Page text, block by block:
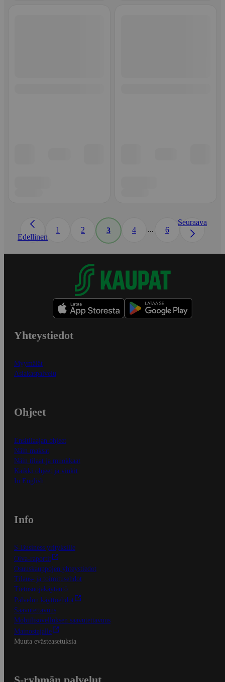
Edellinen
1 2 3 4 ... 6
Seuraava
Yhteystiedot
Myymälät
Asiakaspalvelu
Ohjeet
Ensitilaajan ohjeet
Näin maksat
Näin tilaat ja muokkaat
Kaikki ohjeet ja vinkit
In English
Info
S-Business yrityksille
Oiva-raportit
Osuuskauppojen yhteystiedot
Tilaus- ja toimitusehdot
Tietosuojakäytäntö
Palvelun käyttöehdot
Saavutettavuus
Mobiilisovelluksen saavutettavuus
Mainostajalle
Muuta evästeasetuksia